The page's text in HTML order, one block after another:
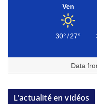
Ven
30°/27°
Data
L’actualité en vidéos